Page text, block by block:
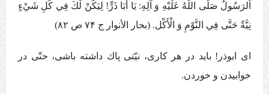
اَلرَسُولُ صَلَّی اللَّهُ عَلَيْهِ وَ آلِهِ:‏‏ يَا أَبَا ذَرٍّ! لِيَكُنْ‏ لَكَ‏ فِي‏ كُلِ‏ شَيْ‏ءٍ
نِيَّةٌ حَتَّی فِي النَّوْمِ وَ الْأَكْل‏. (بحار الأنوار ج ‏۷۴ ص ۸۲)
ای ابوذر! بايد در هر كاری، نيّتی پاك داشته باشی، حتّی در
خوابيدن و خوردن.